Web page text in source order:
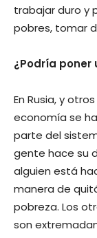
trabajar duro y
pobres, tomar
¿Podría poner
En Rusia, y
economía se
parte del
gente hace su
alguien está
manera de
pobreza. Los
son